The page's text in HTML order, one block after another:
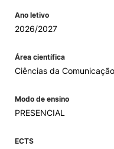
Ano letivo
2026/2027
Área científica
Ciências da Comunicação
Modo de ensino
PRESENCIAL
ECTS